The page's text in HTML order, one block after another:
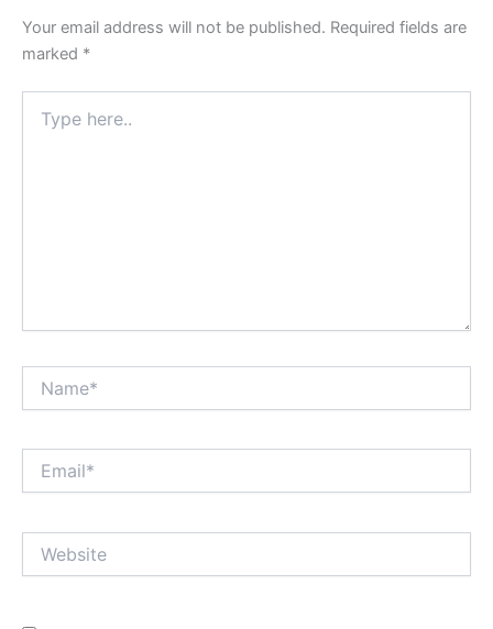
Your email address will not be published. Required fields are
marked *
here..